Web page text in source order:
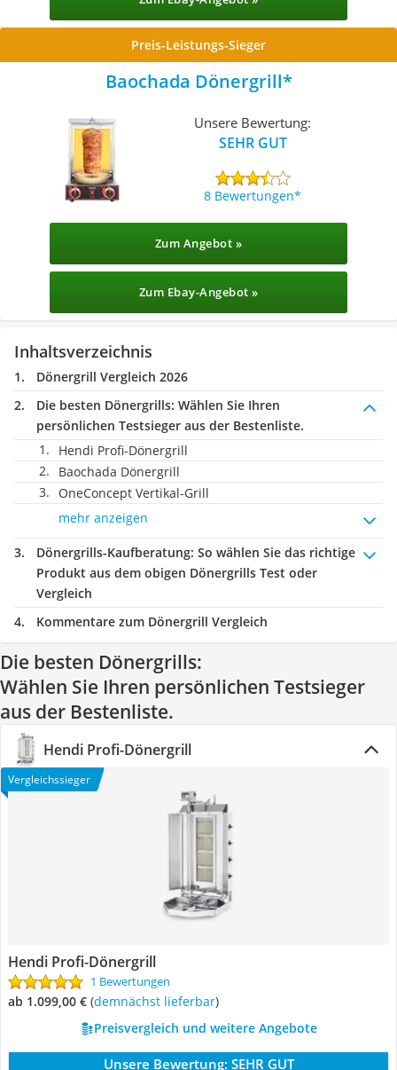
Preis-Leistungs-Sieger
Baochada Dönergrill
Unsere Bewertung:
SEHR GUT
8 Bewertungen
Zum Angebot »
Zum Ebay-Angebot »
Inhaltsverzeichnis
Dönergrill Vergleich 2026
Die besten Dönergrills: Wählen Sie Ihren
persönlichen Testsieger aus der Bestenliste.
Hendi Profi-Dönergrill
Baochada Dönergrill
OneConcept Vertikal-Grill
mehr anzeigen
Dönergrills-Kaufberatung: So wählen Sie das richtige
Produkt aus dem obigen Dönergrills Test oder
Vergleich
Kommentare zum Dönergrill Vergleich
Die besten Dönergrills:
Wählen Sie Ihren persönlichen Testsieger
aus der Bestenliste.
Hendi Profi-Dönergrill
Vergleichssieger
Hendi Profi-Dönergrill
1 Bewertungen
ab 1.099,00 € ( Demnächst lieferbar)
Preisvergleich und weitere Angebote
Unsere Bewertung: SEHR GUT